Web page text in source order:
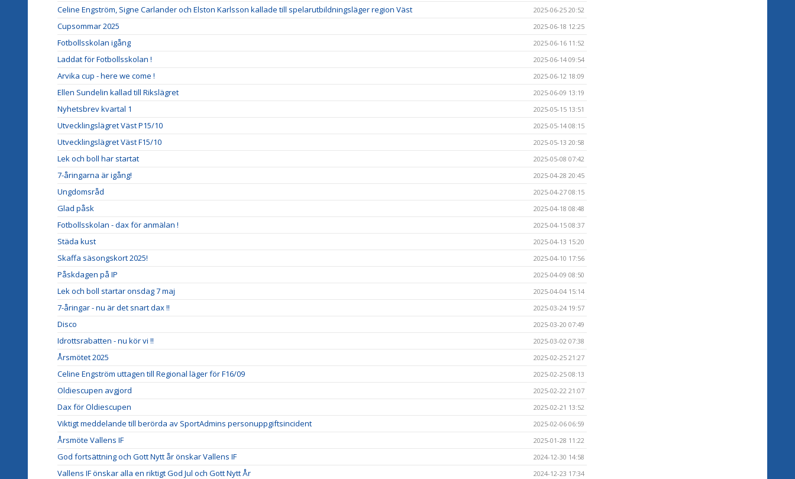
Celine Engström, Signe Carlander och Elston Karlsson kallade till spelarutbildningsläger region Väst 2025-06-25 20:52
Cupsommar 2025 2025-06-18 12:25
Fotbollsskolan igång 2025-06-16 11:52
Laddat för Fotbollsskolan ! 2025-06-14 09:54
Arvika cup - here we come ! 2025-06-12 18:09
Ellen Sundelin kallad till Rikslägret 2025-06-09 13:19
Nyhetsbrev kvartal 1 2025-05-15 13:51
Utvecklingslägret Väst P15/10 2025-05-14 08:15
Utvecklingslägret Väst F15/10 2025-05-13 20:58
Lek och boll har startat 2025-05-08 07:42
7-åringarna är igång! 2025-04-28 20:45
Ungdomsråd 2025-04-27 08:15
Glad påsk 2025-04-18 08:48
Fotbollsskolan - dax för anmälan ! 2025-04-15 08:37
Städa kust 2025-04-13 15:20
Skaffa säsongskort 2025! 2025-04-10 17:56
Påskdagen på IP 2025-04-09 08:50
Lek och boll startar onsdag 7 maj 2025-04-04 15:14
7-åringar - nu är det snart dax !! 2025-03-24 19:57
Disco 2025-03-20 07:49
Idrottsrabatten - nu kör vi !! 2025-03-02 07:38
Årsmötet 2025 2025-02-25 21:27
Celine Engström uttagen till Regional läger för F16/09 2025-02-25 08:13
Oldiescupen avgjord 2025-02-22 21:07
Dax för Oldiescupen 2025-02-21 13:52
Viktigt meddelande till berörda av SportAdmins personuppgiftsincident 2025-02-06 06:59
Årsmöte Vallens IF 2025-01-28 11:22
God fortsättning och Gott Nytt år önskar Vallens IF 2024-12-30 14:58
Vallens IF önskar alla en riktigt God Jul och Gott Nytt År 2024-12-23 17:34